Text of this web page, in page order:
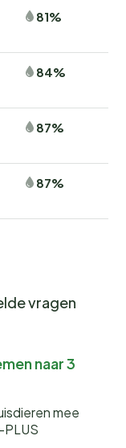
81%
84%
87%
87%
vragen
naar 3
mee